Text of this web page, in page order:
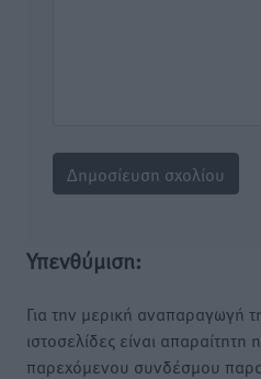
Υπενθύμιση:
Για την μερική αναπαραγωγή
ιστοσελίδες είναι
παρεχόμενου συνδέσμου